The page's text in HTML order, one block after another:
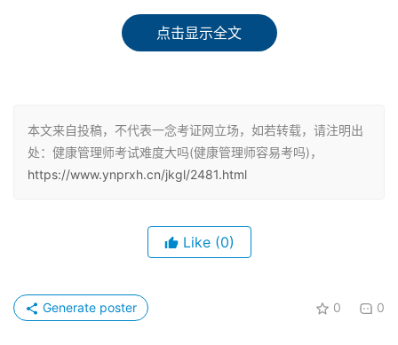
健康管理师跨越医学、营养学、心理学、中医学、运动学、
康复学及慢性病管理等多学科，是健康产业紧缺的复合型人
才。因为知识点太多了，又是临床医学、预防医学、心理学
时间比较紧张的考生而言，健康管理师考试的难度还是比较
高的。根据历年通关考生的反馈，不少考生在备考的过程中
不要过于担忧，只要认真备考，及时温习知识点，还是可以
顺利通过考试的。
点击显示全文
本文来自投稿，不代表一念考证网立场，如若转载，请注明出
处：健康管理师考试难度大吗(健康管理师容易考吗)，
https://www.ynprxh.cn/jkgl/2481.html
Like (0)
0 0
Generate poster